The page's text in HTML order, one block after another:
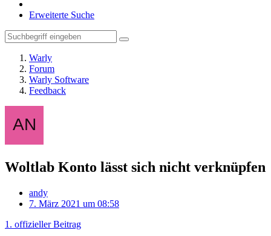
Erweiterte Suche
Warly
Forum
Warly Software
Feedback
Woltlab Konto lässt sich nicht verknüpfen
andy
7. März 2021 um 08:58
1. offizieller Beitrag